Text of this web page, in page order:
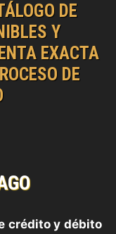
DE
Y
EXACTA
DE
crédito y débito